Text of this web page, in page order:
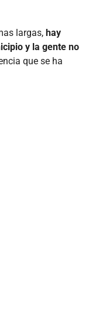
largas, hay
y la gente no
que se ha